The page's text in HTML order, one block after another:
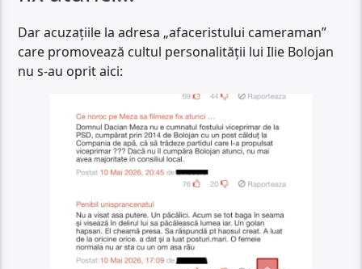
Dar acuzațiile la adresa „afaceristului cameraman”
care promovează cultul personalității lui Ilie Bolojan
nu s-au oprit aici: